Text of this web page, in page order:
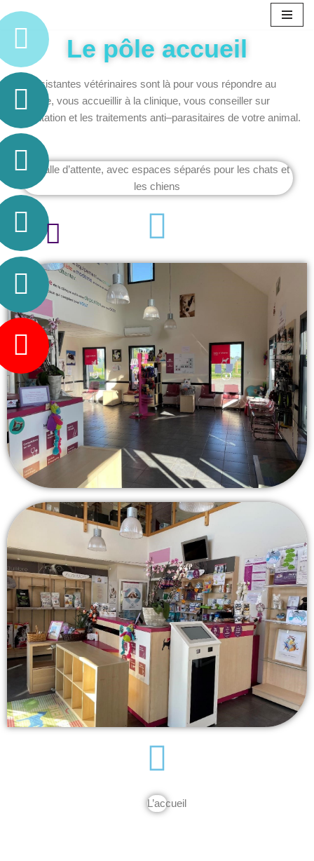
contenu
Le pôle accueil
Nos assistantes vétérinaires sont là pour vous répondre au
téléphone, vous accueillir à la clinique, vous conseiller sur
l’alimentation et les traitements anti–parasitaires de votre animal.
La salle d’attente, avec espaces séparés pour les chats et
les chiens
L’accueil